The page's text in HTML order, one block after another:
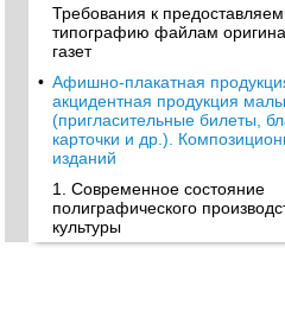
Требования к
типографию файлам
газет
• Афишно-плакатная
акцидентная продукция
(пригласительные билеты,
карточки и др.).
изданий
1. Современное состояние
полиграфического
культуры